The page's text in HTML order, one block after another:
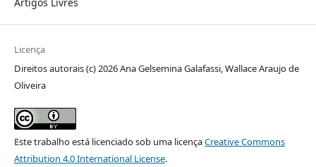
Licença
Direitos autorais (c) 2026 Ana Gelsemina Galafassi, Wallace Araujo de
Oliveira
Este trabalho está licenciado sob uma licençaCreative Commons
Attribution 4.0 International License.